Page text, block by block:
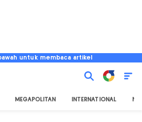
untuk membaca artikel
MEGAPOLITAN INTERNATIONAL